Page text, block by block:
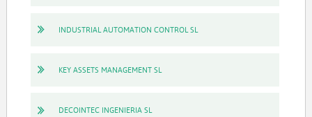
INDUSTRIAL AUTOMATION CONTROL SL
KEY ASSETS MANAGEMENT SL
DECOINTEC INGENIERIA SL